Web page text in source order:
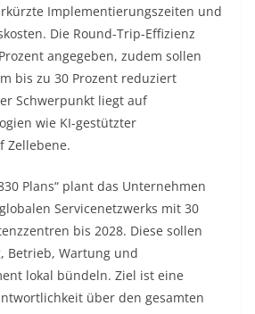
Implementierungszeiten und
Die Round-Trip-Effizienz
angegeben, zudem sollen
bis zu 30 Prozent reduziert
Schwerpunkt liegt auf
wie KI-gestützter
Zellebene.
Plans“ plant das Unternehmen
Servicenetzwerks mit 30
bis 2028. Diese sollen
Betrieb, Wartung und
lokal bündeln. Ziel ist eine
über den gesamten